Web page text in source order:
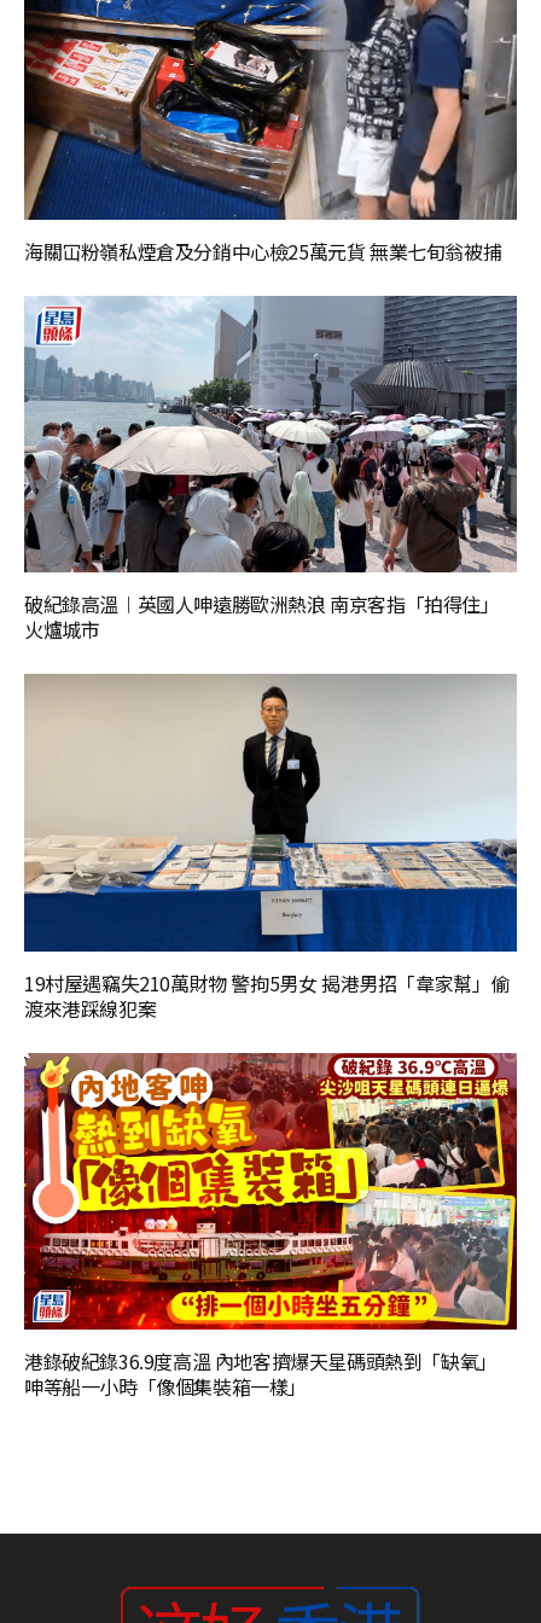
海關冚粉嶺私煙倉及分銷中心檢25萬元貨 無業七旬翁被捕
破紀錄高溫︱英國人呻遠勝歐洲熱浪 南京客指「拍得住」
火爐城市
19村屋遇竊失210萬財物 警拘5男女 揭港男招「韋家幫」偷
渡來港踩線犯案
港錄破紀錄36.9度高溫 內地客擠爆天星碼頭熱到「缺氧」
呻等船一小時「像個集裝箱一樣」